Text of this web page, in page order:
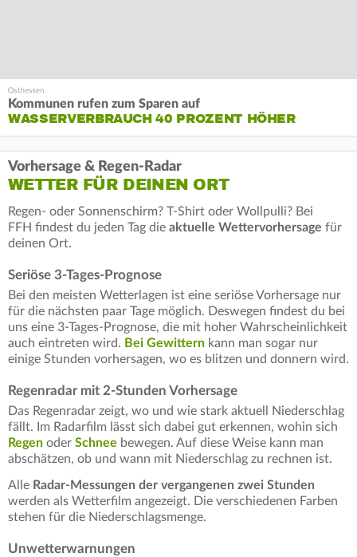
Kommunen rufen zum Sparen auf
WASSERVERBRAUCH 40 PROZENT HÖHER
Vorhersage & Regen-Radar
WETTER FÜR DEINEN ORT
Regen- oder Sonnenschirm? T-Shirt oder Wollpulli? Bei
FFH findest du jeden Tag die aktuelle Wettervorhersage für
deinen Ort.
Seriöse 3-Tages-Prognose
Bei den meisten Wetterlagen ist eine seriöse Vorhersage nur
für die nächsten paar Tage möglich. Deswegen findest du bei
uns eine 3-Tages-Prognose, die mit hoher Wahrscheinlichkeit
auch eintreten wird. Bei Gewittern kann man sogar nur
einige Stunden vorhersagen, wo es blitzen und donnern wird.
Regenradar mit 2-Stunden Vorhersage
Das Regenradar zeigt, wo und wie stark aktuell Niederschlag
fällt. Im Radarfilm lässt sich dabei gut erkennen, wohin sich
Regen oder Schnee bewegen. Auf diese Weise kann man
abschätzen, ob und wann mit Niederschlag zu rechnen ist.
Alle Radar-Messungen der vergangenen zwei Stunden
werden als Wetterfilm angezeigt. Die verschiedenen Farben
stehen für die Niederschlagsmenge.
Unwetterwarnungen